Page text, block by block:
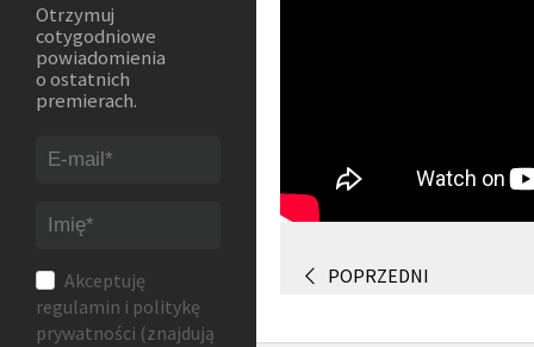
POPRZEDNI
Otrzymuj
cotygodniowe
powiadomienia
o ostatnich
premierach.
Akceptuję
regulamin i politykę
prywatności (znajdują